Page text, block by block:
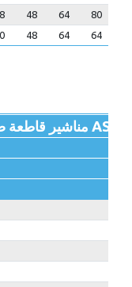
48 64 80
48 64 64